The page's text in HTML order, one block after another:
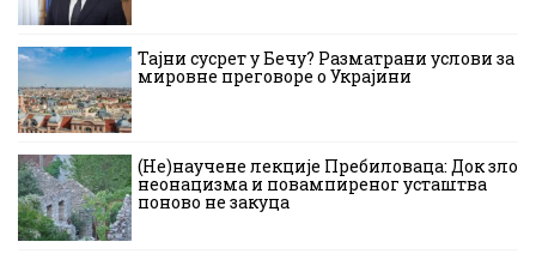
Тајни сусрет у Бечу? Разматрани услови за
мировне преговоре о Украјини
(Не)научене лекције Пребиловаца: Док зло
неонацизма и повампиреног усташтва
поново не закуца